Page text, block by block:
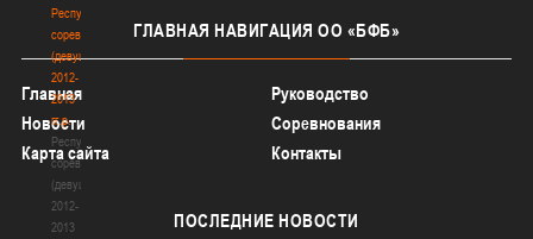
Республиканские
соревнования
(девушки)
2012-
2013
гг.р.
Республиканские
соревнования
(девушки)
2012-
2013
ГЛАВНАЯ НАВИГАЦИЯ ОО «БФБ»
Главная
Руководство
Новости
Соревнования
Карта сайта
Контакты
ПОСЛЕДНИЕ НОВОСТИ